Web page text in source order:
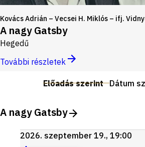
Kovács Adrián – Vecsei H. Miklós – ifj.
A nagy Gatsby
Hegedű
További részletek
Előadás szerint Dátum
A nagy Gatsby
2026. szeptember 19., 19:00